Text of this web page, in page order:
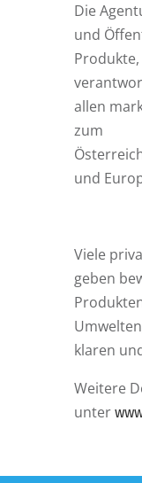
Die
und
allen
zum
und
Viele
geben
klaren
Weitere
unter